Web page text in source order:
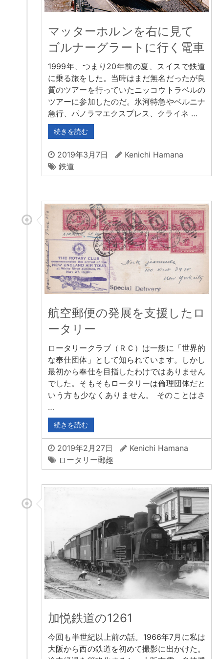
マッターホルンを右に見て
ゴルナーグラートに行く電車
1999年、つまり20年前の夏、スイスで鉄道
に乗る旅をした。当時はまだ無名だったが良
質のツアーを行っていたニッコウトラベルの
ツアーに参加したのだ。氷河特急やベルニナ
急行、パノラマエクスプレス、クライネ …
続きを読む
2019年3月7日
Kenichi Hamana
鉄道
航空郵便の発展を支援したロ
ータリー
ロータリークラブ（ＲＣ）は一般に「世界的
な奉仕団体」として知られています。しかし
最初から奉仕を目指したわけではありません
でした。そもそもロータリーは倫理団体だと
いう方も少なくありません。 そのことはさ
…
続きを読む
2019年2月27日
Kenichi Hamana
ロータリー郵趣
加悦鉄道の1261
今回も半世紀以上前の話。1966年7月に私は
大阪から西の鉄道を初めて撮影に出かけた。